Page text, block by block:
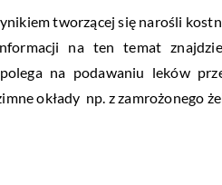
tworzącej się narośli
na ten temat
na podawaniu leków
okłady np. z zamrożonego